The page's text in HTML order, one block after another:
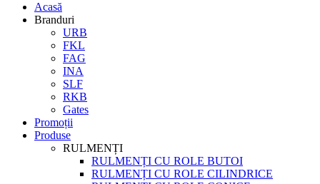
Acasă
Branduri
URB
FKL
FAG
INA
SLF
RKB
Gates
Promoții
Produse
RULMENȚI
RULMENȚI CU ROLE BUTOI
RULMENȚI CU ROLE CILINDRICE